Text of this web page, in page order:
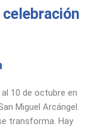
celebración
10 de octubre en
Miguel Arcángel.
transforma. Hay